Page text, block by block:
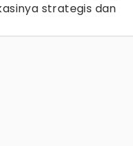
strategis dan